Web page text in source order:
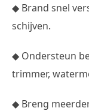
◆ Brand snel
schijven.
◆ Ondersteun
trimmer,
◆ Breng